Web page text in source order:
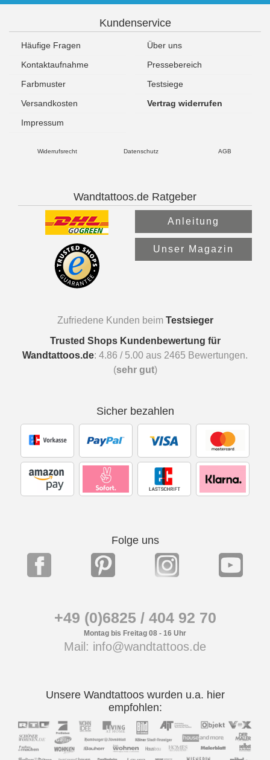
Kundenservice
Häufige Fragen
Über uns
Kontaktaufnahme
Pressebereich
Farbmuster
Testsiege
Versandkosten
Vertrag widerrufen
Impressum
Widerrufsrecht Datenschutz AGB
Wandtattoos.de Ratgeber
Anleitung
Unser Magazin
Zufriedene Kunden beim Testsieger
Trusted Shops Kundenbewertung für
Wandtattoos.de: 4.86 / 5.00 aus 2465 Bewertungen.
(sehr gut)
Sicher bezahlen
Folge uns
+49 (0)6825 / 404 92 70
Montag bis Freitag 08 - 16 Uhr
Mail: info@wandtattoos.de
Unsere Wandtattoos wurden u.a. hier
empfohlen: